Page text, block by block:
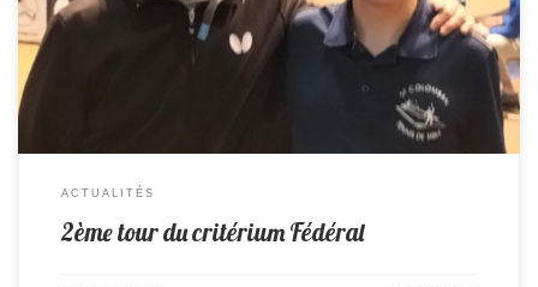
termine 3ème en Nationale 2 Cadets et monte en Nationale 1. Il jouera
donc dans la plus […]
ACTUALITÉS
2ème tour du critérium Fédéral